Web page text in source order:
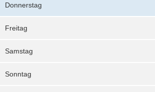
Donnerstag
Freitag
Samstag
Sonntag